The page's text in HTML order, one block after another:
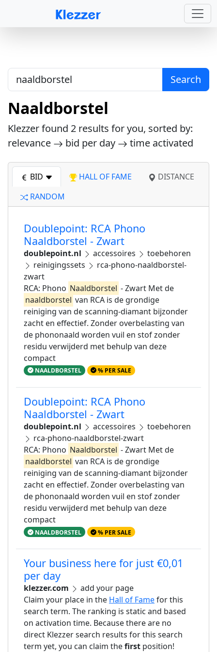
Search
Naaldborstel
Klezzer found 2 results for you, sorted by:
relevance
bid per day time activated
BID HALL OF FAME
DISTANCE
RANDOM
Doublepoint: RCA Phono
Naaldborstel - Zwart
doublepoint.nl accessoires
toebehoren
reinigingssets
rca-phono-naaldborstel-
zwart
RCA: Phono Naaldborstel - Zwart Met de
naaldborstel van RCA is de grondige
reiniging van de scanning-diamant bijzonder
zacht en effectief. Zonder overbelasting van
de phononaald worden vuil en stof zonder
residu verwijderd met behulp van deze
compact
NAALDBORSTEL % PER SALE
Doublepoint: RCA Phono
Naaldborstel - Zwart
doublepoint.nl accessoires
toebehoren
rca-phono-naaldborstel-zwart
RCA: Phono Naaldborstel - Zwart Met de
naaldborstel van RCA is de grondige
reiniging van de scanning-diamant bijzonder
zacht en effectief. Zonder overbelasting van
de phononaald worden vuil en stof zonder
residu verwijderd met behulp van deze
compact
NAALDBORSTEL % PER SALE
Your business here for just €0,01
per day
klezzer.com
add your page
Claim your place in the Hall of Famefor this
search term. The ranking is static and based
on activation time. Because there are no
direct Klezzer search results for this search
term yet, you can claim thefirst position!